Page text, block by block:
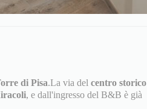
di Pisa.La via del centro storico
, e dall'ingresso del B&B è già